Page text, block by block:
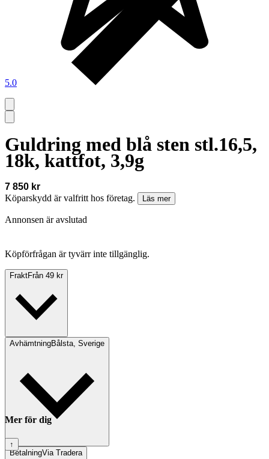
5.0
Guldring med blå sten stl.16,5,
18k, kattfot, 3,9g
7 850 kr
Köparskydd är valfritt hos företag.
Läs mer
Annonsen är avslutad
Köpförfrågan är tyvärr inte tillgänglig.
FraktFrån 49 kr
AvhämtningBålsta, Sverige
BetalningVia Tradera
Mer för dig
↑